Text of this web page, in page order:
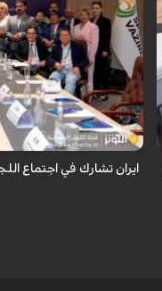
شارك رئيس الاتحاد الايراني
التنفيذية للاتحاد الاسيوي
منافسات ...
ايران تشارك في اجتماع